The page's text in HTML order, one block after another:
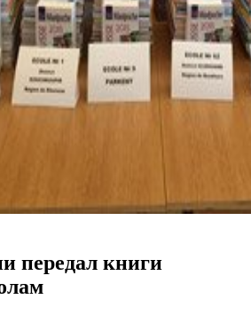
передал книги